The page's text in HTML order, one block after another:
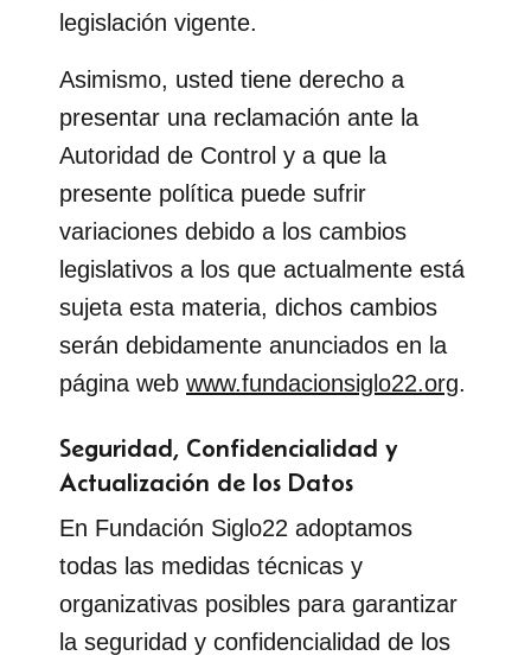
legislación vigente.
Asimismo, usted tiene derecho a
presentar una reclamación ante la
Autoridad de Control y a que la
presente política puede sufrir
variaciones debido a los cambios
legislativos a los que actualmente está
sujeta esta materia, dichos cambios
serán debidamente anunciados en la
página web www.fundacionsiglo22.org.
Seguridad, Confidencialidad y
Actualización de los Datos
En Fundación Siglo22 adoptamos
todas las medidas técnicas y
organizativas posibles para garantizar
la seguridad y confidencialidad de los